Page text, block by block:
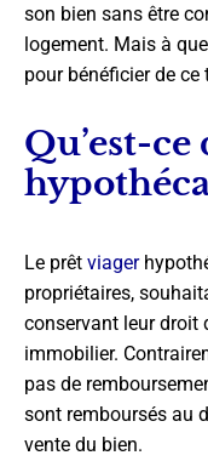
son bien sans être
logement. Mais à
pour bénéficier de ce
Qu’est-
Le prêt viager
propriétaires,
conservant leur droit
immobilier.
pas de
sont remboursés au
vente du bien.